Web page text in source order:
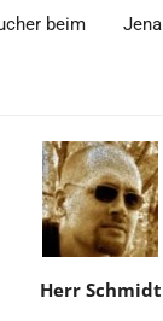
beim
Herr Schmidt